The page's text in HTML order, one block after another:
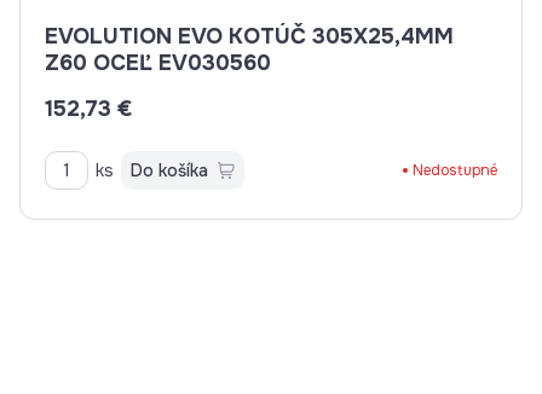
EVOLUTION EVO KOTÚČ 305X25,4MM
Z60 OCEĽ EV030560
152,73 €
ks Do košíka Nedostupné